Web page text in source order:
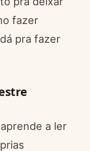
fazer
pra fazer
a ler